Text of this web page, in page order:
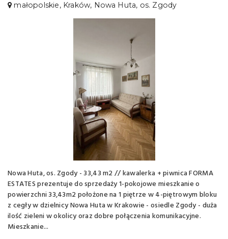
małopolskie, Kraków, Nowa Huta, os. Zgody
Nowa Huta, os. Zgody - 33,43 m2 // kawalerka + piwnica FORMA
ESTATES prezentuje do sprzedaży 1-pokojowe mieszkanie o
powierzchni 33,43m2 położone na 1 piętrze w 4-piętrowym bloku
z cegły w dzielnicy Nowa Huta w Krakowie - osiedle Zgody - duża
ilość zieleni w okolicy oraz dobre połączenia komunikacyjne.
Mieszkanie...